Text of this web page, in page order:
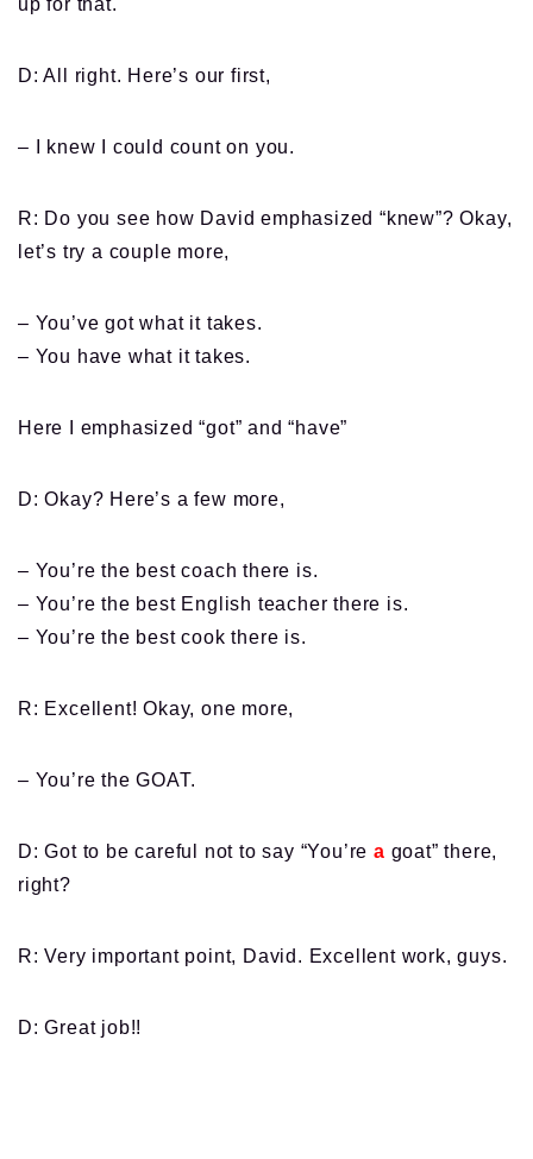
up for that.
D: All right. Here’s our first,
– I knew I could count on you.
R: Do you see how David emphasized “knew”? Okay,
let’s try a couple more,
– You’ve got what it takes.
– You have what it takes.
Here I emphasized “got” and “have”
D: Okay? Here’s a few more,
– You’re the best coach there is.
– You’re the best English teacher there is.
– You’re the best cook there is.
R: Excellent! Okay, one more,
– You’re the GOAT.
D: Got to be careful not to say “You’re a goat” there,
right?
R: Very important point, David. Excellent work, guys.
D: Great job!!